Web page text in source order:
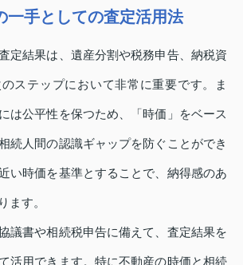
一手としての査定活用法
定結果は、遺産分割や税務申告、納税資
ステップにおいて非常に重要です。ま
は公平性を保つため、「時価」をベース
続人間の認識ギャップを防ぐことができ
い時価を基準とすることで、納得感のあ
ます。
議書や相続税申告に備えて、査定結果を
活用できます。特に不動産の時価と相続